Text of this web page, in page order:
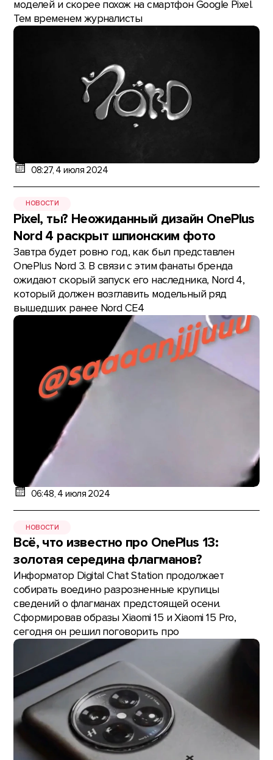
моделей и скорее похож на смартфон Google Pixel.
Тем временем журналисты
08:27, 4 июля 2024
НОВОСТИ
Pixel, ты? Неожиданный дизайн OnePlus
Nord 4 раскрыт шпионским фото
Завтра будет ровно год, как был представлен
OnePlus Nord 3. В связи с этим фанаты бренда
ожидают скорый запуск его наследника, Nord 4,
который должен возглавить модельный ряд
вышедших ранее Nord CE4
06:48, 4 июля 2024
НОВОСТИ
Всё, что известно про OnePlus 13:
золотая середина флагманов?
Информатор Digital Chat Station продолжает
собирать воедино разрозненные крупицы
сведений о флагманах предстоящей осени.
Сформировав образы Xiaomi 15 и Xiaomi 15 Pro,
сегодня он решил поговорить про